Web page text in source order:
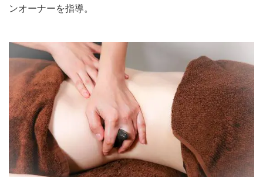
ンオーナーを指導。